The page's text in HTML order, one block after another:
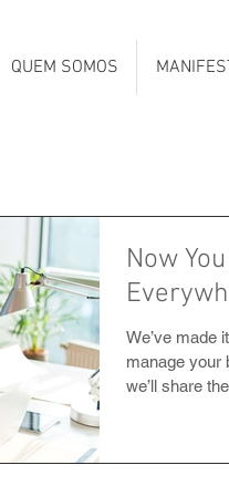
QUEM SOMOS
Now
We’ve made
manage your
we’ll share